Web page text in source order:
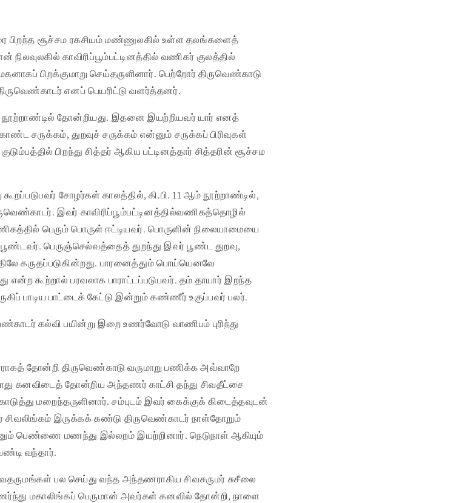
பிறந்த சூச்சம ரகசியம் மண்ணுலகில் உள்ள தலங்களைத்
நிலவுலகில் காவிரிப்பூம்பட்டினத்தில் வணிகர் குலத்தில்
பிறக்குமாறு செய்தருளினார். பெற்றோர் திருவெண்காடு
எனப் பெயரிட்டு வளர்த்தனர்.
நூற்றாண்டில் தோன்றியது. இதனை இயற்றியவர் யார் எனத்
சருக்கம், துறவுச் சருக்கம் என்னும் சருக்கப் பிரிவுகள்
பிறந்து சித்தர் ஆகிய பட்டினத்தார் சித்தரின் சூச்சம
சோழர்கள் காலத்தில், கி.பி. 11 ஆம் நூற்றாண்டில்,
இவர் காவிரிப்பூம்பட்டினத்தில்வணிகத்தொழில்
பெரும் பொருள் ஈட்டியவர். பொருளின் நிலையாமையை
பூண்டவர். பெருஞ்செல்வத்தைத் துறந்து இவர் பூண்ட துறவு,
கருதப்படுகின்றது. பாரனைத்தும் பொய்யெனவே
என்ற கூற்றால் பரவலாக பாராட்டப்படுபவர். தம் தாயார் இறந்த
பாடிய பாட்டைக் கேட்டு இன்றும் கண்ணீர் உகுப்பவர் பலர்.
கல்வி பயின்று இறை உணர்வோடு வாணிபம் புரிந்து
தோன்றி திருவெண்காடு வருமாறு பணிக்க அவ்வாறே
கனவிடைத் தோன்றிய அந்தணர் காட்சி தந்து சிவதீட்சை
மறைந்தருளினார். சம்புடம் இவர் கைக்குக் கிடைத்தவுடன்
சிவலிங்கம் இருக்கக் கண்டு திருவெண்காடர் நாள்தோறும்
பெண்ணை மணந்து இல்லறம் இயற்றினார். நெடுநாள் ஆகியும்
வந்தார்.
பல செய்து வந்த அந்தணராகிய சிவசருமர் சுசீலை
மகாலிங்கப் பெருமான் அவர்கள் கனவில் தோன்றி, நாளை